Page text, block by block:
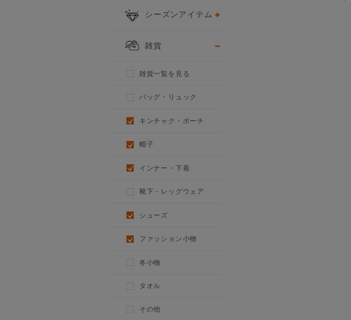
シーズンアイテム
雑貨
雑貨一覧を見る
バッグ・リュック
キンチャク・ポーチ
帽子
インナー・下着
靴下・レッグウェア
シューズ
ファッション小物
冬小物
タオル
その他